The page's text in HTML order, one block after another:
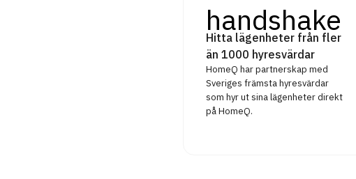
handshake
Hitta lägenheter från fler
än 1000 hyresvärdar
HomeQ har partnerskap med
Sveriges främsta hyresvärdar
som hyr ut sina lägenheter direkt
på HomeQ.